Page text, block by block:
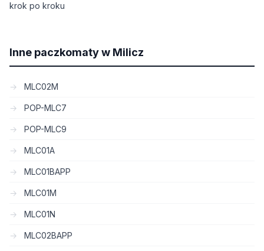
krok po kroku
Inne paczkomaty w Milicz
MLC02M
POP-MLC7
POP-MLC9
MLC01A
MLC01BAPP
MLC01M
MLC01N
MLC02BAPP